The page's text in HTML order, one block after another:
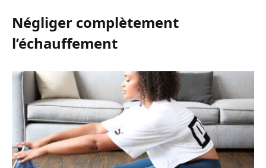
Négliger complètement
l’échauffement